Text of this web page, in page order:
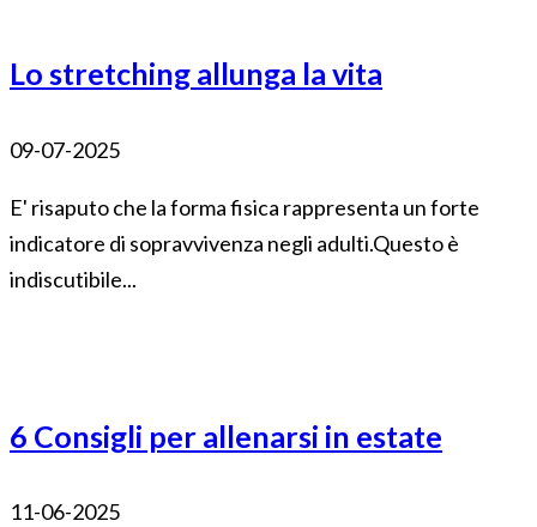
Lo stretching allunga la vita
09-07-2025
E' risaputo che la forma fisica rappresenta un forte
indicatore di sopravvivenza negli adulti.Questo è
indiscutibile...
6 Consigli per allenarsi in estate
11-06-2025